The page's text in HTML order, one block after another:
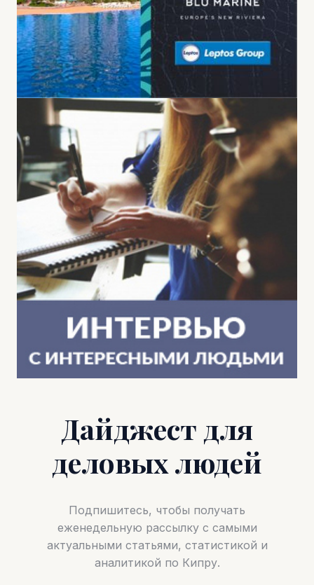
Дайджест для
деловых людей
Подпишитесь, чтобы получать
еженедельную рассылку с самыми
актуальными статьями, статистикой и
аналитикой по Кипру.